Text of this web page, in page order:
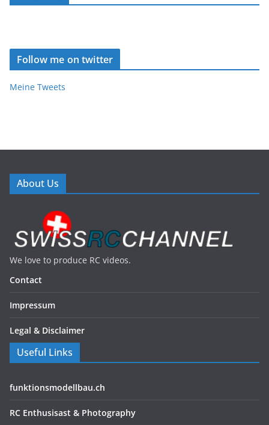
Follow me on twitter
Meine Tweets
About Us
We love to produce RC videos.
Contact
Impressum
Legal & Disclaimer
Useful Links
funktionsmodellbau.ch
RC Enthusisast & Photography